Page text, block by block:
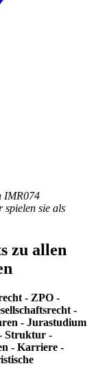
IMR074
sie als
zu allen
- ZPO -
-
- Jurastudium
Struktur -
- Karriere -